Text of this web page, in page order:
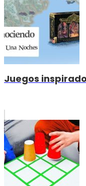
Juegos